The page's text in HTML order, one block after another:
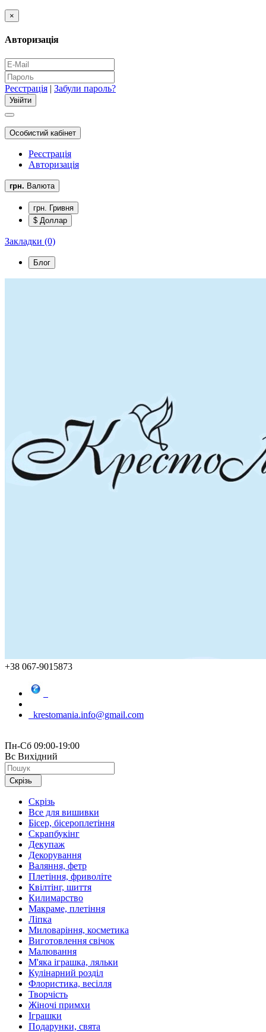
×
Авторизація
Реєстрація | Забули пароль?
Особистий кабінет
Реєстрація
Авторизація
грн. Валюта
грн. Гривня
$ Доллар
Закладки (0)
Блог
+38 067-9015873
krestomania.info@gmail.com
Пн-Сб 09:00-19:00
Вс Вихідний
Скрізь
Скрізь
Все для вишивки
Бісер, бісероплетіння
Скрапбукінг
Декупаж
Декорування
Валяння, фетр
Плетіння, фриволіте
Квілтінг, шиття
Килимарство
Макраме, плетіння
Ліпка
Миловаріння, косметика
Виготовлення свічок
Малювання
М'яка іграшка, ляльки
Кулінарний розділ
Флористика, весілля
Творчість
Жіночі примхи
Іграшки
Подарунки, свята